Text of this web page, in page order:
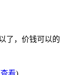
了，价钱可以的
看)